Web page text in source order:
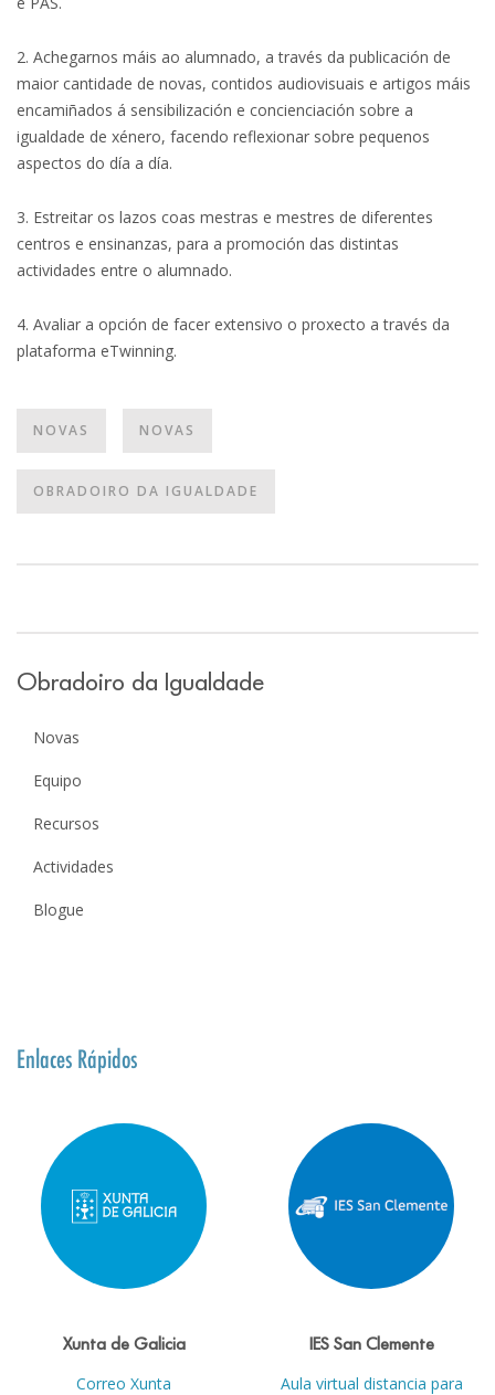
2. Achegarnos máis ao alumnado, a través da publicación de
maior cantidade de novas, contidos audiovisuais e artigos máis
encamiñados á sensibilización e concienciación sobre a
igualdade de xénero, facendo reflexionar sobre pequenos
aspectos do día a día.
3. Estreitar os lazos coas mestras e mestres de diferentes
centros e ensinanzas, para a promoción das distintas
actividades entre o alumnado.
4. Avaliar a opción de facer extensivo o proxecto a través da
plataforma eTwinning.
NOVAS NOVAS
OBRADOIRO DA IGUALDADE
Obradoiro da Igualdade
Novas
Equipo
Recursos
Actividades
Blogue
Enlaces Rápidos
Xunta de Galicia
Correo Xunta
IES San Clemente
Aula virtual distancia para